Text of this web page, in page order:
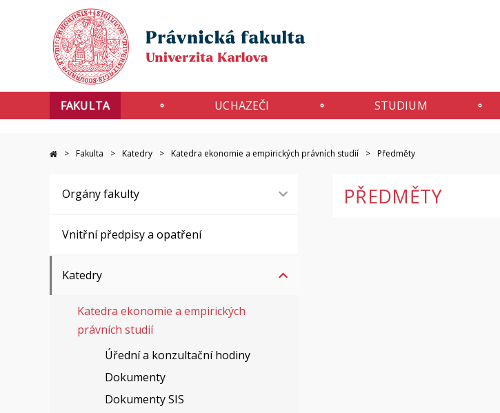
FAKULTA UCHAZEČI STUDIUM
Fakulta Katedry Katedra ekonomie a empirických právních studií Předměty
Orgány fakulty
Vnitřní předpisy a opatření
Katedry
Katedra ekonomie a empirických
právních studií
Úřední a konzultační hodiny
Dokumenty
Dokumenty SIS
PŘEDMĚTY